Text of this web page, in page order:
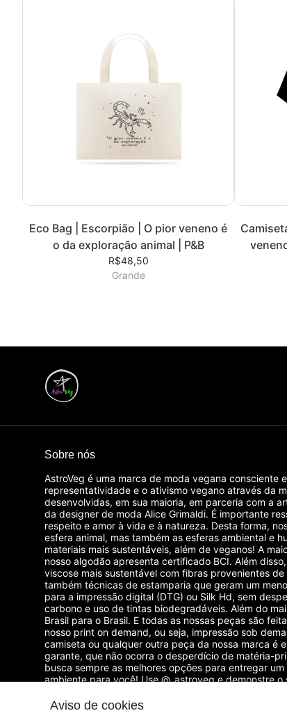
Eco Bag | Escorpião | O pior veneno é
o da exploração animal | P&B
R$48,50
Grande
Aviso de cookies
Sobre nós
AstroVeg é uma marca de moda vegana consciente
representatividade e o ativismo vegano através da
desenvolvidas, em sua maioria, em parceria com a
da designer de moda Alice Grimaldi. É importante
respeito e amor à vida e à natureza. Desta forma,
esfera animal, mas também as esferas ambiental e
materiais mais sustentáveis, além de veganos! A
nosso algodão apresenta certificado BCI. Além
viscose mais sustentável com fibras provenientes
também técnicas de estamparia que geram um
para a impressão digital (DTG) ou Silk Hd, sem
carbono e uso de tintas biodegradáveis. Além do
Brasil para o Brasil. E todas as nossas peças são
nosso print on demand, ou seja, impressão sob
camiseta ou qualquer outra peça da nossa marca é
garante, que não ocorra o desperdício de matéria-
busca sempre as melhores opções para entregar
ambiente para você! Use @_astroveg e demonstre